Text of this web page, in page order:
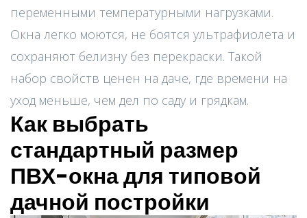
переменными температурными нагрузками.
Окна легко моются, не боятся ультрафиолета и
сохраняют белизну без перекраски. Такой
набор свойств ценен на даче, где времени на
уход меньше, чем дел по саду и грядкам.
Как выбрать
стандартный размер
ПВХ-окна для типовой
дачной постройки